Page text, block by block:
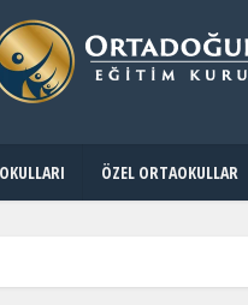
ÖZEL ORTAOKULLAR